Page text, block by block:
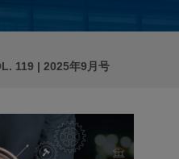
119 | 2025年9月号